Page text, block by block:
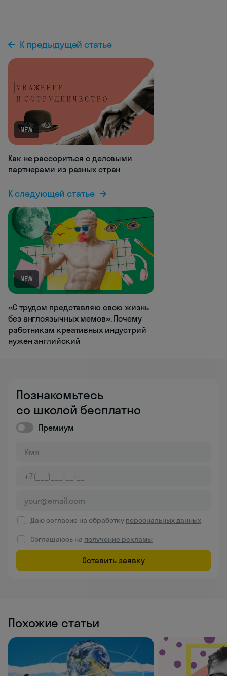
К предыдущей статье
NEW
Как не рассориться с деловыми
партнерами из разных стран
К следующей статье
NEW
«С трудом представляю свою жизнь
без англоязычных мемов». Почему
работникам креативных индустрий
нужен английский
Познакомьтесь
со школой бесплатно
Премиум
Даю согласие на обработку персональных данных
Соглашаюсь на получение рекламы
Оставить заявку
Похожие статьи